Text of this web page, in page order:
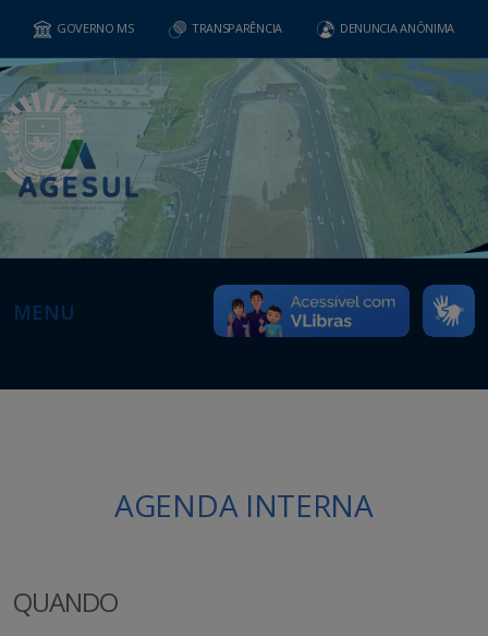
GOVERNO MS TRANSPARÊNCIA DENUNCIA ANÔNIMA
MENU
AGENDA INTERNA
QUANDO